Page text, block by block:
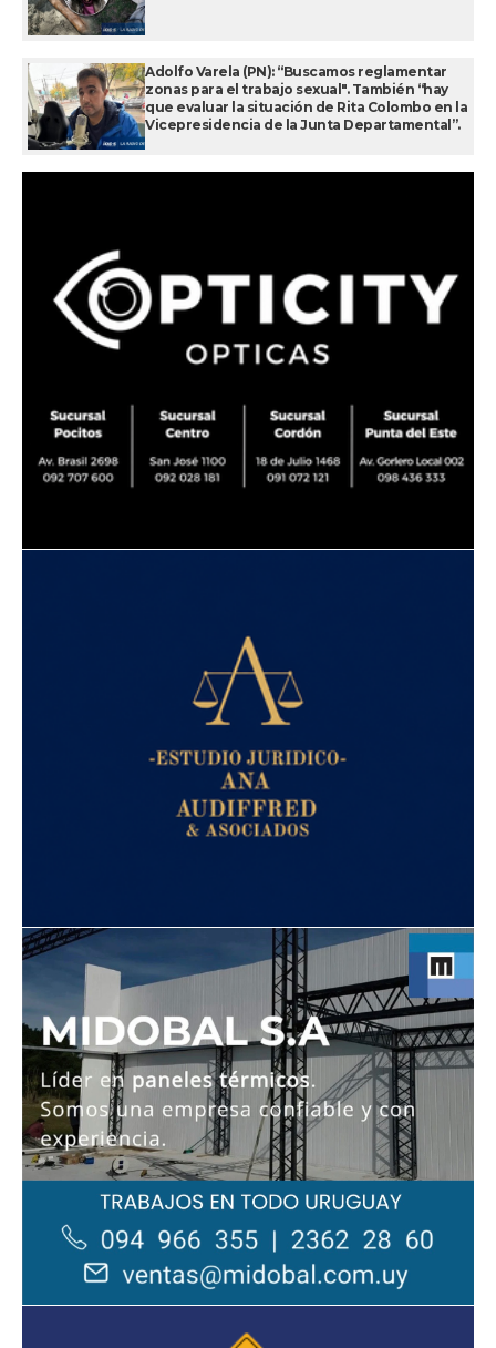
Adolfo Varela (PN): “Buscamos reglamentar
zonas para el trabajo sexual". También “hay
que evaluar la situación de Rita Colombo en la
Vicepresidencia de la Junta Departamental”.